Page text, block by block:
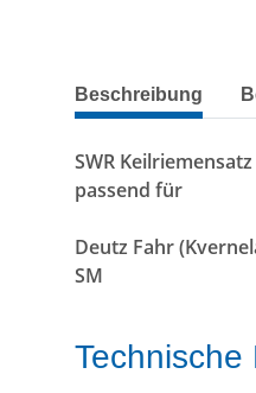
weitere
Beschreibung
SWR
passend für
Deutz Fahr
SM
Technische